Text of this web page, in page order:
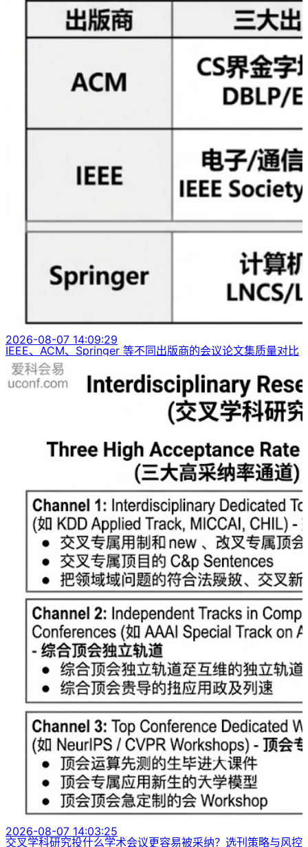
2026-08-07 14:09:29
IEEE、ACM、Springer 等不同出版商的会议论文集质量对比
2026-08-07 14:03:25
交叉学科研究投什么学术会议更容易被采纳？选刊策略与风控